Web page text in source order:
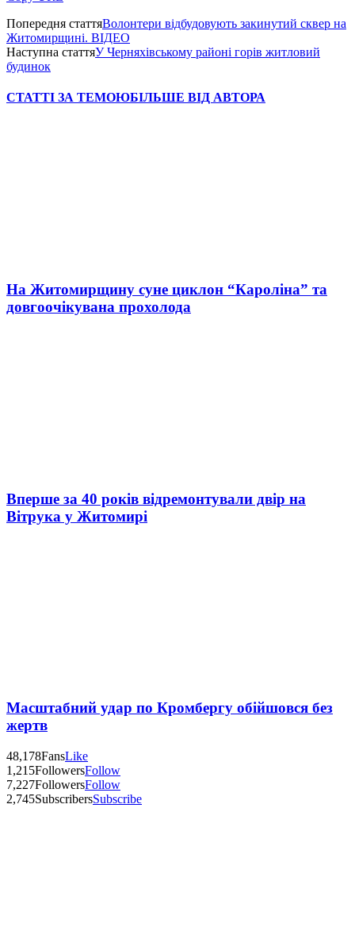
Попередня статтяВолонтери відбудовують закинутий сквер на
Житомирщині. ВІДЕО
Наступна статтяУ Черняхівському районі горів житловий
будинок
СТАТТІ ЗА ТЕМОЮБІЛЬШЕ ВІД АВТОРА
На Житомирщину суне циклон “Кароліна” та
довгоочікувана прохолода
Вперше за 40 років відремонтували двір на
Вітрука у Житомирі
Масштабний удар по Кромбергу обійшовся без
жертв
48,178FansLike
1,215FollowersFollow
7,227FollowersFollow
2,745SubscribersSubscribe